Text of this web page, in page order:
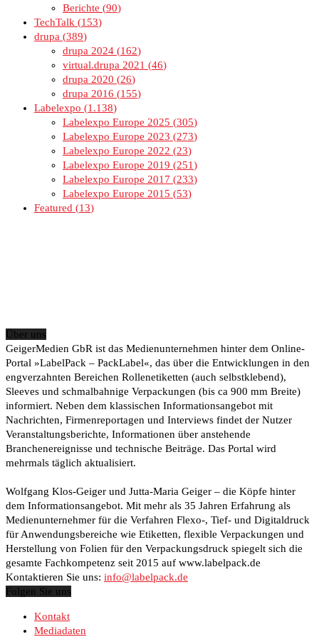
Berichte
90
TechTalk
153
drupa
389
drupa 2024
162
virtual.drupa 2021
46
drupa 2020
26
drupa 2016
155
Labelexpo
1.138
Labelexpo Europe 2025
305
Labelexpo Europe 2023
273
Labelexpo Europe 2022
23
Labelexpo Europe 2019
251
Labelexpo Europe 2017
233
Labelexpo Europe 2015
53
Featured
13
Über uns
GeigerMedien GbR ist das Medienunternehmen hinter dem Online-
Portal »LabelPack – PackLabel«, das über die Entwicklungen in den
engverzahnten Bereichen Rollenetiketten (auch selbstklebend),
Sleeves und schmalbahnige Verpackungen (bis ca 900 mm Breite)
informiert. Neben dem klassischen Informationsangebot mit
Nachrichten, Firmenreportagen und Interviews findet der Nutzer
Veranstaltungsberichte, Informationen über anstehende
Branchenereignisse und technische Beiträge. Das Portal wird
mehrmals täglich aktualisiert.
Wolfgang Klos-Geiger und Jutta-Maria Geiger – die Köpfe hinter
dem Informationsangebot. Mit mehr als 35 Jahren Erfahrung als
Medienunternehmer für die Verfahren Flexo-, Tief- und Digitaldruck
für Anwendungsbereiche wie Etiketten, flexible Verpackungen und
Herstellung von Folien für den Verpackungsdruck spiegelt sich die
gesamte Fachkompetenz seit 2015 auf www.labelpack.de
Kontaktieren Sie uns: info@labelpack.de
Folgen Sie uns
Kontakt
Mediadaten